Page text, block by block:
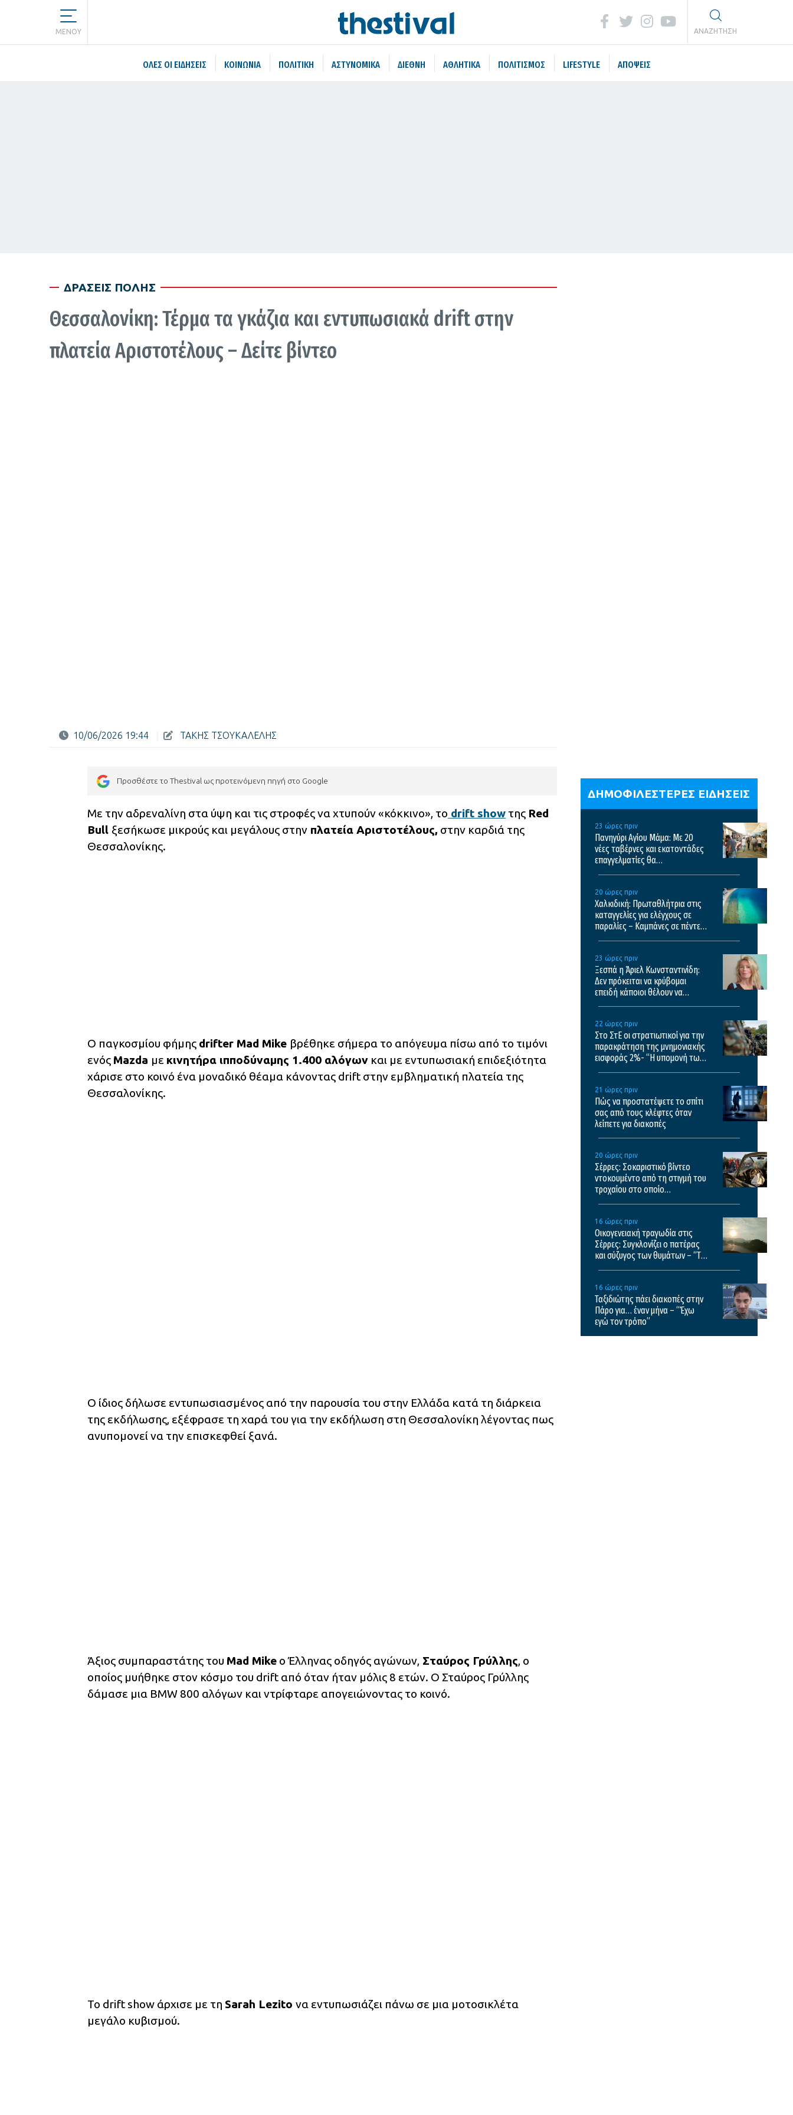
MENOY ΑΝΑΖΗΤΗΣΗ
ΌΛΕΣ ΟΙ ΕΙΔΉΣΕΙΣ ΚΟΙΝΩΝΙΑ ΠΟΛΙΤΙΚΗ ΑΣΤΥΝΟΜΙΚΑ ΔΙΕΘΝΗ ΑΘΛΗΤΙΚΑ ΠΟΛΙΤΙΣΜΟΣ LIFESTYLE ΑΠΟΨΕΙΣ
ΔΡΑΣΕΙΣ ΠΟΛΗΣ
Θεσσαλονίκη: Τέρμα τα γκάζια και εντυπωσιακά drift στην
πλατεία Αριστοτέλους – Δείτε βίντεο
10/06/2026 19:44 ΤΑΚΗΣ ΤΣΟΥΚΑΛΕΛΗΣ
Προσθέστε το Thestival ως προτεινόμενη πηγή στο Google
Με την αδρεναλίνη στα ύψη και τις στροφές να χτυπούν «κόκκινο», το drift show της Red
Bull ξεσήκωσε μικρούς και μεγάλους στην πλατεία Αριστοτέλους, στην καρδιά της
Θεσσαλονίκης.
Ο παγκοσμίου φήμης drifter Mad Mike βρέθηκε σήμερα το απόγευμα πίσω από το τιμόνι
ενός Mazda με κινητήρα ιπποδύναμης 1.400 αλόγων και με εντυπωσιακή επιδεξιότητα
χάρισε στο κοινό ένα μοναδικό θέαμα κάνοντας drift στην εμβληματική πλατεία της
Θεσσαλονίκης.
Ο ίδιος δήλωσε εντυπωσιασμένος από την παρουσία του στην Ελλάδα κατά τη διάρκεια
της εκδήλωσης, εξέφρασε τη χαρά του για την εκδήλωση στη Θεσσαλονίκη λέγοντας πως
ανυπομονεί να την επισκεφθεί ξανά.
Άξιος συμπαραστάτης του Mad Mike ο Έλληνας οδηγός αγώνων, Σταύρος Γρύλλης, ο
οποίος μυήθηκε στον κόσμο του drift από όταν ήταν μόλις 8 ετών. Ο Σταύρος Γρύλλης
δάμασε μια BMW 800 αλόγων και ντρίφταρε απογειώνοντας το κοινό.
Το drift show άρχισε με τη Sarah Lezito να εντυπωσιάζει πάνω σε μια μοτοσικλέτα
μεγάλο κυβισμού.
ΔΗΜΟΦΙΛΕΣΤΕΡΕΣ ΕΙΔΗΣΕΙΣ
23 ώρες πριν
Πανηγύρι Αγίου Μάμα: Με 20
νέες ταβέρνες και εκατοντάδες
επαγγελματίες θα
20 ώρες πριν
Χαλκιδική: Πρωταθλήτρια στις
καταγγελίες για ελέγχους σε
παραλίες – Καμπάνες σε πέντε
23 ώρες πριν
Ξεσπά η Άριελ Κωνσταντινίδη:
Δεν πρόκειται να κρύβομαι
επειδή κάποιοι θέλουν να
22 ώρες πριν
Στο ΣτΕ οι στρατιωτικοί για την
παρακράτηση της μνημονιακής
εισφοράς 2%- “Η υπομονή των
21 ώρες πριν
Πώς να προστατέψετε το σπίτι
σας από τους κλέφτες όταν
λείπετε για διακοπές
20 ώρες πριν
Σέρρες: Σοκαριστικό βίντεο
ντοκουμέντο από τη στιγμή του
τροχαίου στο οποίο
16 ώρες πριν
Οικογενειακή τραγωδία στις
Σέρρες: Συγκλονίζει ο πατέρας
και σύζυγος των θυμάτων – “Τα
16 ώρες πριν
Ταξιδιώτης πάει διακοπές στην
Πάρο για… έναν μήνα – “Έχω
εγώ τον τρόπο”